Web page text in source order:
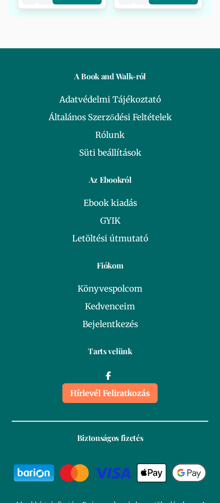
A Book and Walk-ról
Adatvédelmi Tájékoztató
Általános Szerződési Feltételek
Rólunk
Süti beállítások
Az Ebookról
Ebook kiadás
GYIK
Letöltési útmutató
Fiókom
Könyvespolcom
Kedvenceim
Bejelentkezés
Tarts velünk
Hírlevél Feliratkozás
Biztonságos fizetés